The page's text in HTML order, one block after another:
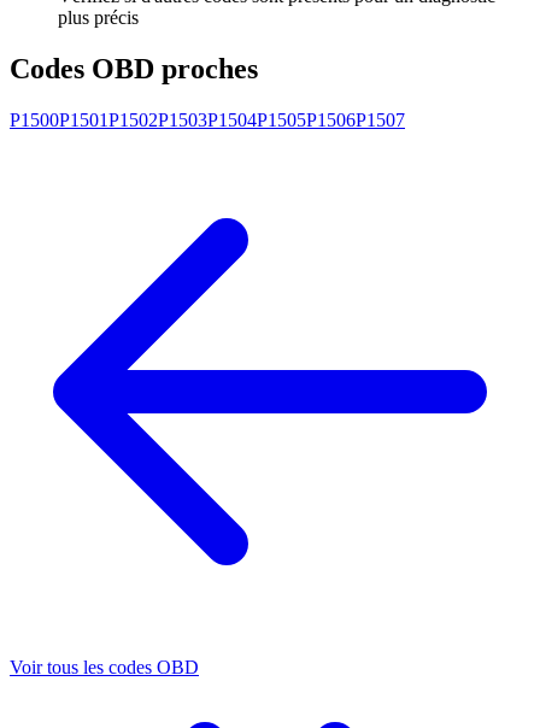
plus précis
Codes OBD proches
P1500P1501P1502P1503P1504P1505P1506P1507
Voir tous les codes OBD